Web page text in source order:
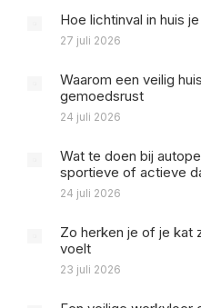
Hoe lichtinval in huis
27 juli 2026
Waarom een veilig
gemoedsrust
24 juli 2026
Wat te doen bij
sportieve of actieve
24 juli 2026
Zo herken je of je kat
voelt
23 juli 2026